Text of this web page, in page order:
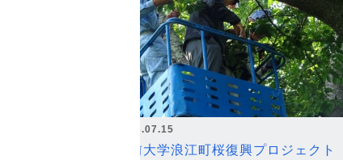
2026.07.15
弘前大学浪江町桜復興プロジェクト